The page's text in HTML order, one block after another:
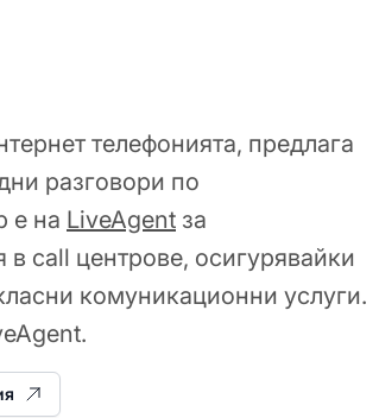
телефонията, предлага
разговори по
е на LiveAgent за
call центрове, осигурявайки
комуникационни услуги.